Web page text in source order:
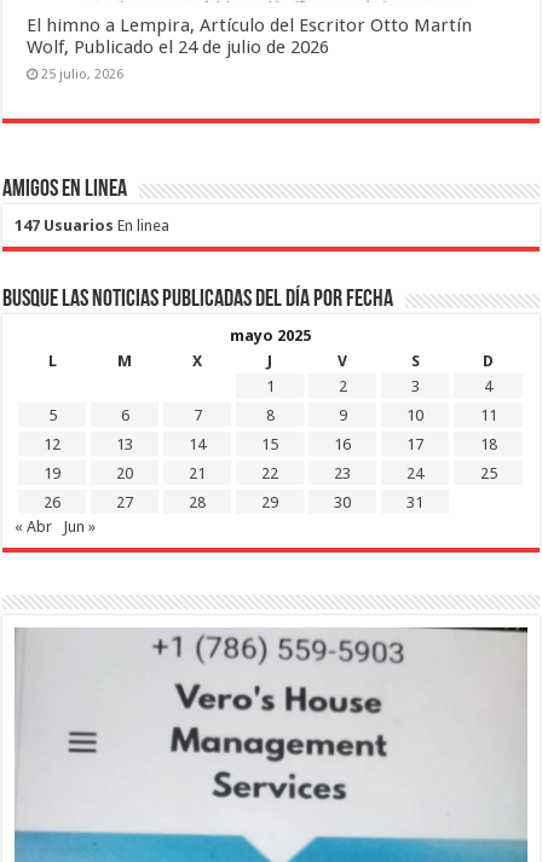
El himno a Lempira, Artículo del Escritor Otto Martín
Wolf, Publicado el 24 de julio de 2026
25 julio, 2026
Amigos en Linea
147 Usuarios En linea
Busque las noticias publicadas del día por fecha
mayo 2025
L
M X J V S
D
1
2 3
4
5
6 7 8 9 10
11
12
13 14 15 16 17
18
19
20 21 22 23 24
25
26
27 28 29 30
31
« Abr
Jun »